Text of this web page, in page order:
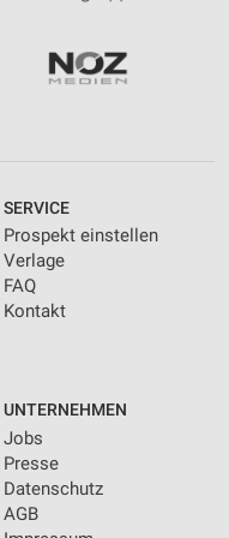
SERVICE
Prospekt einstellen
Verlage
FAQ
Kontakt
UNTERNEHMEN
Jobs
Presse
Datenschutz
AGB
oder